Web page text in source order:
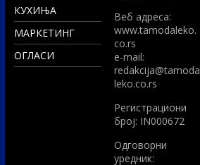
КУХИЊА
МАРКЕТИНГ
ОГЛАСИ
Вeб адреса:
www.tamodaleko.
co.rs
e-mail:
redakcija@tamoda
leko.co.rs
Регистрациони
број: IN000672
Одговорни
уредник: